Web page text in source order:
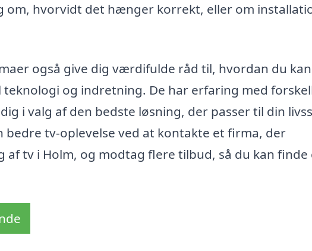
om, hvorvidt det hænger korrekt, eller om
også give dig værdifulde råd til, hvordan du kan
og indretning. De har erfaring med
i valg af den bedste løsning, der passer til din
tv-oplevelse ved at kontakte et firma, der
tv i Holm, og modtag flere tilbud, så du kan finde